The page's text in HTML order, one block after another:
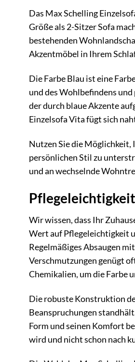
Das Max Schelling
Größe als 2-Sitzer Sofa
bestehenden
Akzentmöbel in Ihrem
Die Farbe Blau ist eine
und des Wohlbefindens
der durch blaue Akzente
Einzelsofa Vita fügt sich
Nutzen Sie die Möglichkeit,
persönlichen Stil zu
und an wechselnde
Wir wissen, dass Ihr
Wert auf Pflegeleichtigkeit
Regelmäßiges Absaugen
Verschmutzungen genügt
Chemikalien, um die Farbe
Die robuste Konstruktion
Beanspruchungen
Form und seinen Komfort
wird und nicht schon nach